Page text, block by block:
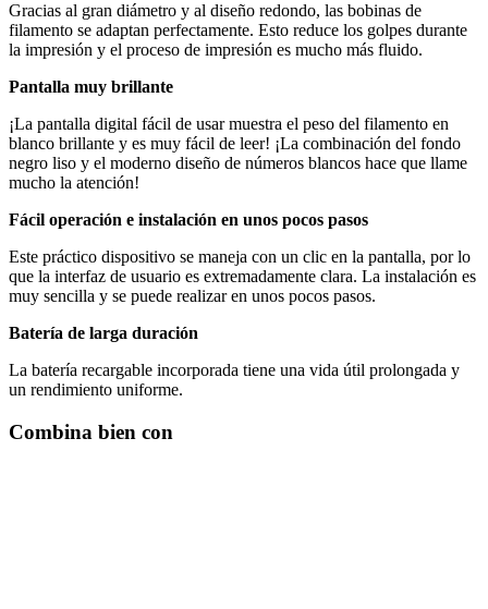
Gracias al gran diámetro y al diseño redondo, las bobinas de
filamento se adaptan perfectamente. Esto reduce los golpes durante
la impresión y el proceso de impresión es mucho más fluido.
Pantalla muy brillante
¡La pantalla digital fácil de usar muestra el peso del filamento en
blanco brillante y es muy fácil de leer! ¡La combinación del fondo
negro liso y el moderno diseño de números blancos hace que llame
mucho la atención!
Fácil operación e instalación en unos pocos pasos
Este práctico dispositivo se maneja con un clic en la pantalla, por lo
que la interfaz de usuario es extremadamente clara. La instalación es
muy sencilla y se puede realizar en unos pocos pasos.
Batería de larga duración
La batería recargable incorporada tiene una vida útil prolongada y
un rendimiento uniforme.
Combina bien con